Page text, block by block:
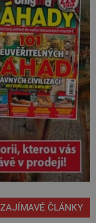
Dobré naděje je jedním
ČLÁNKY